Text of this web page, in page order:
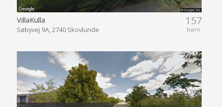
157
børn
VillaKulla
Søbyvej 9A, 2740 Skovlunde